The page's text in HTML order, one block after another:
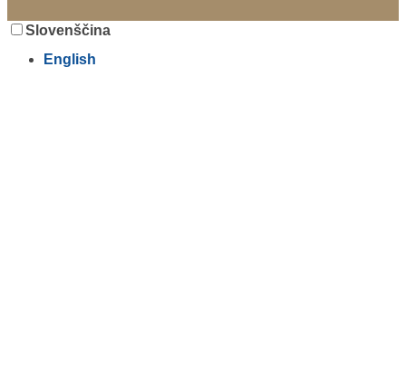
Slovenščina
English